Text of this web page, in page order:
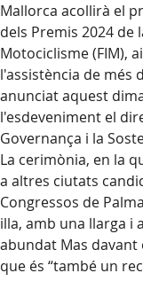
Mallorca acollirà el
dels Premis 2024 de
Motociclisme (FIM),
l'assistència de més
anunciat aquest
l'esdeveniment el
Governança i la
La cerimònia, en la
a altres ciutats
Congressos de
illa, amb una llarga i
abundat Mas
que és “també un